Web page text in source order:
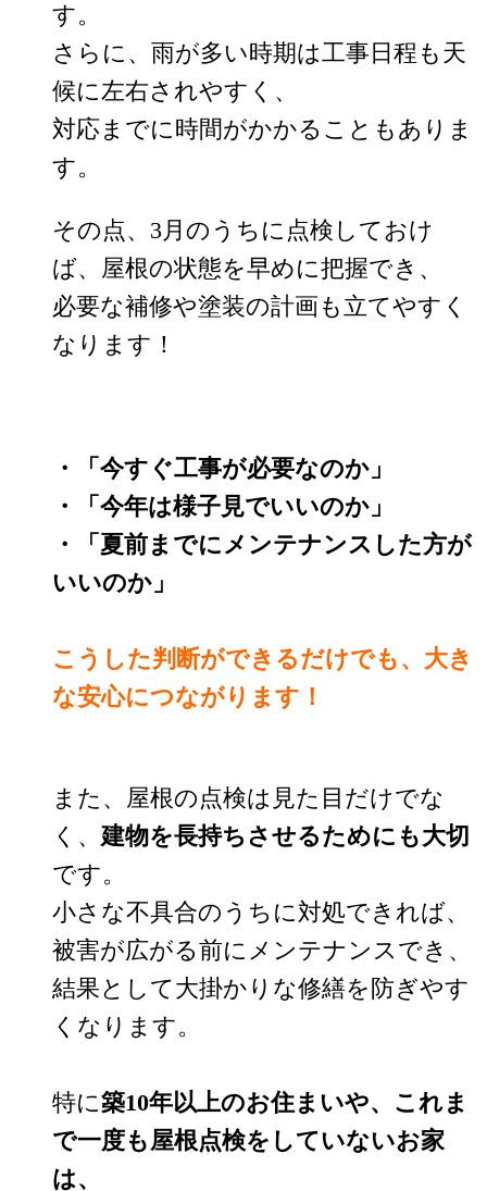
す。
さらに、雨が多い時期は工事日程も天
候に左右されやすく、
対応までに時間がかかることもありま
す。
その点、3月のうちに点検しておけ
ば、屋根の状態を早めに把握でき、
必要な補修や塗装の計画も立てやすく
なります！
・「今すぐ工事が必要なのか」
・「今年は様子見でいいのか」
・「夏前までにメンテナンスした方が
いいのか」
こうした判断ができるだけでも、大き
な安心につながります！
また、屋根の点検は見た目だけでな
く、 建物を長持ちさせるためにも大切
です。
小さな不具合のうちに対処できれば、
被害が広がる前にメンテナンスでき、
結果として大掛かりな修繕を防ぎやす
くなります。
特に築10年以上のお住まいや、これま
で一度も屋根点検をしていないお家
は、